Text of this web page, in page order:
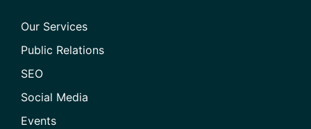
Our Services
Public Relations
SEO
Social Media
Events